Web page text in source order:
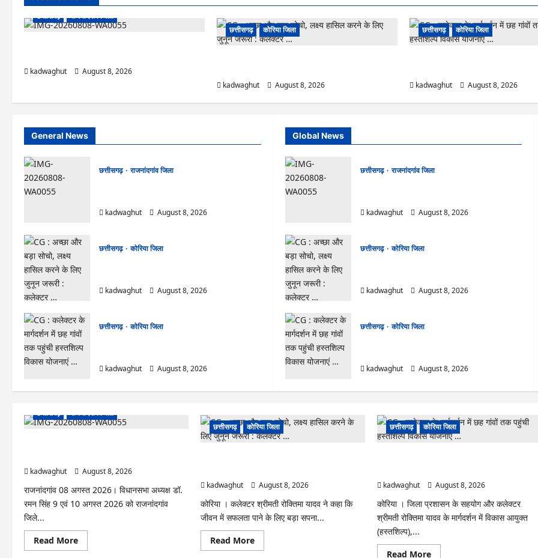
छत्तीसगढ़
राजनांदगांव जिला
kadwaghut
August 8, 2026
छत्तीसगढ़ कोरिया जिला
kadwaghut
August 8, 2026
छत्तीसगढ़ कोरिया जिला
kadwaghut
August 8, 2026
General News
छत्तीसगढ़
राजनांदगांव जिला
kadwaghut
August 8, 2026
छत्तीसगढ़
कोरिया जिला
kadwaghut
August 8, 2026
छत्तीसगढ़
कोरिया जिला
kadwaghut
August 8, 2026
Global News
छत्तीसगढ़
राजनांदगांव जिला
kadwaghut
August 8, 2026
छत्तीसगढ़
कोरिया जिला
kadwaghut
August 8, 2026
छत्तीसगढ़
कोरिया जिला
kadwaghut
August 8, 2026
छत्तीसगढ़ राजनांदगांव जिला
kadwaghut
August 8, 2026
राजनांदगांव 08 अगस्त 2026। विधानसभा अध्यक्ष डॉ.
रमन सिंह 9 एवं 10 अगस्त 2026 को राजनांदगांव
जिले...
Read MoreRead
more
छत्तीसगढ़ कोरिया जिला
kadwaghut
August 8, 2026
कोरिया । कलेक्टर श्रीमती रोक्तिमा यादव ने कहा कि
जीवन में सफलता पाने के लिए बड़ा सपना...
Read MoreRead
more
छत्तीसगढ़ कोरिया जिला
kadwaghut
August 8, 2026
कोरिया । जिला प्रशासन के सहयोग और कलेक्टर
श्रीमती रोक्तिमा यादव के मार्गदर्शन में विकास आयुक्त
(हस्तशिल्प),...
Read MoreRead